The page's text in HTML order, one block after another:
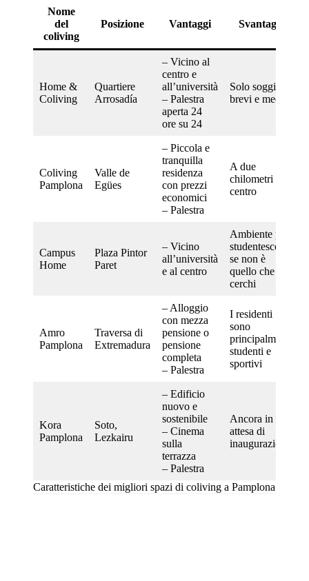
Nome
del
coliving
Posizione Vantaggi Svantaggi
Home &
Coliving
Quartiere
Arrosadía
– Vicino al
centro e
all’università
– Palestra
aperta 24
ore su 24
Solo soggiorni
brevi e medi
Coliving
Pamplona
Valle de
Egües
– Piccola e
tranquilla
residenza
con prezzi
economici
– Palestra
A due
chilometri dal
centro
Campus
Home
Plaza Pintor
Paret
– Vicino
all’università
e al centro
Ambiente più
studentesco,
se non è
quello che
cerchi
Amro
Pamplona
Traversa di
Extremadura
– Alloggio
con mezza
pensione o
pensione
completa
– Palestra
I residenti
sono
principalmente
studenti e
sportivi
Kora
Pamplona
Soto,
Lezkairu
– Edificio
nuovo e
sostenibile
– Cinema
sulla
terrazza
– Palestra
Ancora in
attesa di
inaugurazione
Caratteristiche dei migliori spazi di coliving a Pamplona